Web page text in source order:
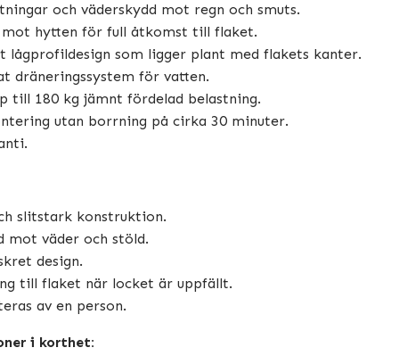
och väderskydd mot regn och smuts.
mot hytten för full åtkomst till flaket.
lågprofildesign som ligger plant med flakets kanter.
dräneringssystem för vatten.
till 180 kg jämnt fördelad belastning.
utan borrning på cirka 30 minuter.
slitstark konstruktion.
mot väder och stöld.
design.
till flaket när locket är uppfällt.
av en person.
i korthet: